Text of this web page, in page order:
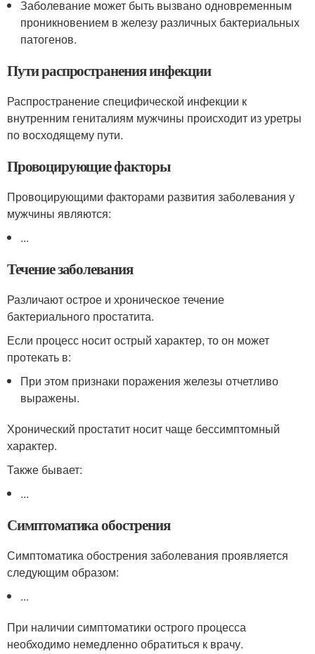
Заболевание может быть вызвано одновременным
проникновением в железу различных бактериальных
патогенов.
Пути распространения инфекции
Распространение специфической инфекции к
внутренним гениталиям мужчины происходит из уретры
по восходящему пути.
Провоцирующие факторы
Провоцирующими факторами развития заболевания у
мужчины являются:
...
Течение заболевания
Различают острое и хроническое течение
бактериального простатита.
Если процесс носит острый характер, то он может
протекать в:
При этом признаки поражения железы отчетливо
выражены.
Хронический простатит носит чаще бессимптомный
характер.
Также бывает:
...
Симптоматика обострения
Симптоматика обострения заболевания проявляется
следующим образом:
...
При наличии симптоматики острого процесса
необходимо немедленно обратиться к врачу.